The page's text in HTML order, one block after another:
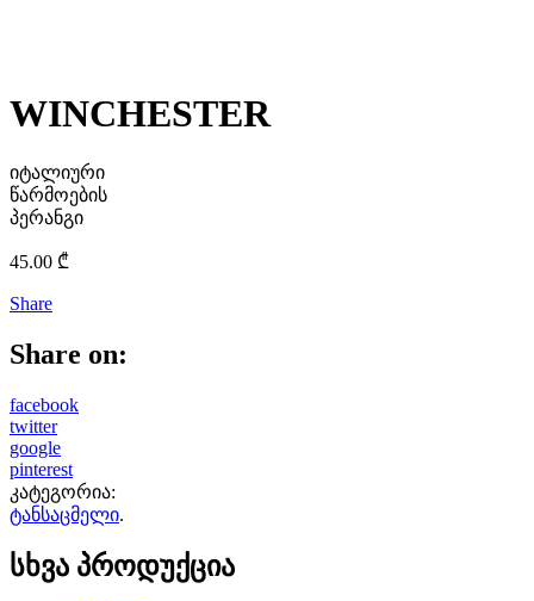
WINCHESTER
იტალიური
წარმოების
პერანგი
45.00 ₾
Share
Share on:
facebook
twitter
google
pinterest
კატეგორია:
ტანსაცმელი.
სხვა პროდუქცია